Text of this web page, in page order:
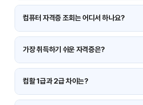
공기업·대기업은 컴활 1급, IT 직군은 정보
도가 높습니다.
컴퓨터 자격증 조회는 어디서 하나요?
각 자격증 주관 기관 홈페이지(큐넷, 상공
조회 가능합니다.
가장 취득하기 쉬운 자격증은?
ITQ, MOS가 비교적 난이도가 낮고 단기간
컴활 1급과 2급 차이는?
2급은 엑셀만 평가, 1급은 엑셀+액세스 평